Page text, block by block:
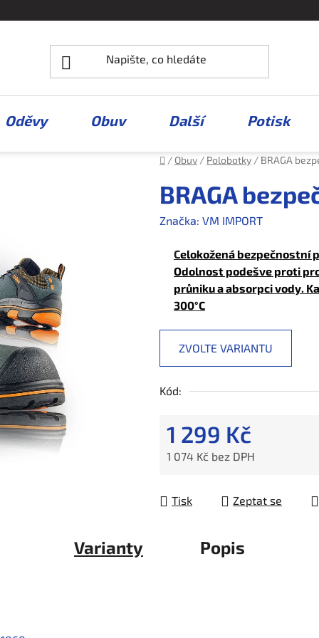
Oděvy Obuv Další Potisk
Domů
/ Obuv / Polobotky / BRAGA
BRAGA
Značka: VM IMPORT
Celokožená bezpečnostní
Odolnost podešve proti
průniku a absorpci vody.
300°C
ZVOLTE VARIANTU
Kód:
1 299 Kč
1 074 Kč bez DPH
Tisk
Zeptat se
Varianty Popis